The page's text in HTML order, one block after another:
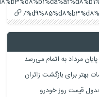
مرداد به اتمام می‌رسد
برای بازگشت زائران
قیمت روز خودرو